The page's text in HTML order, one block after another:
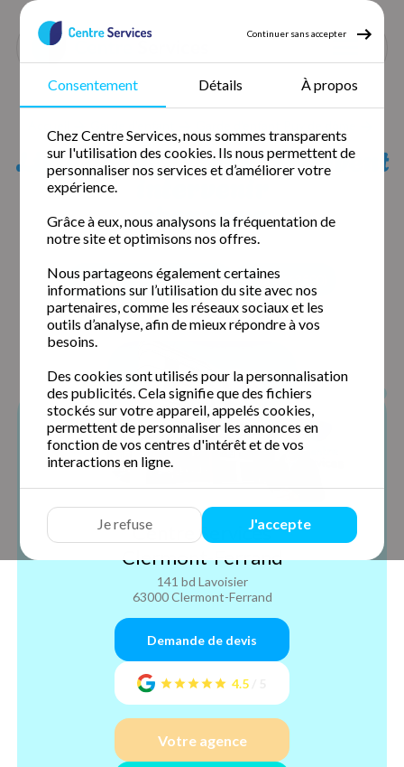
Continuer sans accepter
Consentement Détails À propos
Chez Centre Services, nous sommes transparents
sur l'utilisation des cookies. Ils nous permettent de
personnaliser nos services et d’améliorer votre
expérience.
Grâce à eux, nous analysons la fréquentation de
notre site et optimisons nos offres.
Nous partageons également certaines
informations sur l’utilisation du site avec nos
partenaires, comme les réseaux sociaux et les
outils d’analyse, afin de mieux répondre à vos
besoins.
Des cookies sont utilisés pour la personnalisation
des publicités. Cela signifie que des fichiers
stockés sur votre appareil, appelés cookies,
permettent de personnaliser les annonces en
fonction de vos centres d'intérêt et de vos
interactions en ligne.
Je refuse J'accepte
Garde d'enfant Marsat
Liste des agences qui peuvent
intervenir
chez vous
Clermont-Ferrand (63000) Issoire (63500)
Centre Services
Clermont-Ferrand
141 bd Lavoisier
63000 Clermont-Ferrand
Demande de devis
4.5
Votre agence